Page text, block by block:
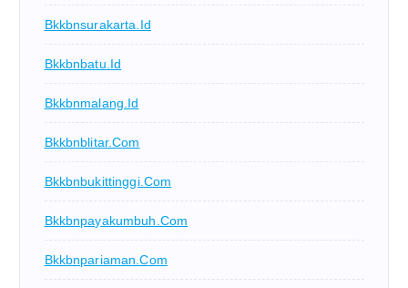
Bkkbnsurakarta.id
Bkkbnbatu.id
Bkkbnmalang.id
Bkkbnblitar.com
Bkkbnbukittinggi.com
Bkkbnpayakumbuh.com
Bkkbnpariaman.com